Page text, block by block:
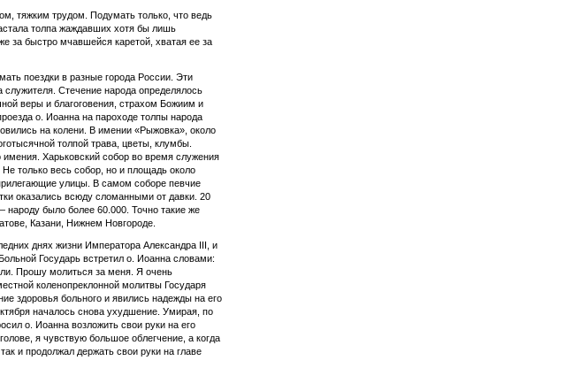
тяжким трудом. Подумать только, что ведь
толпа жаждавших хотя бы лишь
за быстро мчавшейся каретой, хватая ее за
поездки в разные города России. Эти
Стечение народа определялось
веры и благоговения, страхом Божиим и
о. Иоанна на пароходе толпы народа
на колени. В имении «Рыжовка», около
толпой трава, цветы, клумбы.
Харьковский собор во время служения
только весь собор, но и площадь около
улицы. В самом соборе певчие
оказались всюду сломанными от давки. 20
было более 60.000. Точно такие же
Казани, Нижнем Новгороде.
днях жизни Императора Александра III, и
Государь встретил о. Иоанна словами:
Прошу молиться за меня. Я очень
коленопреклонной молитвы Государя
здоровья больного и явились надежды на его
началось снова ухудшение. Умирая, по
о. Иоанна возложить свои руки на его
я чувствую большое облегчение, а когда
и продолжал держать свои руки на главе